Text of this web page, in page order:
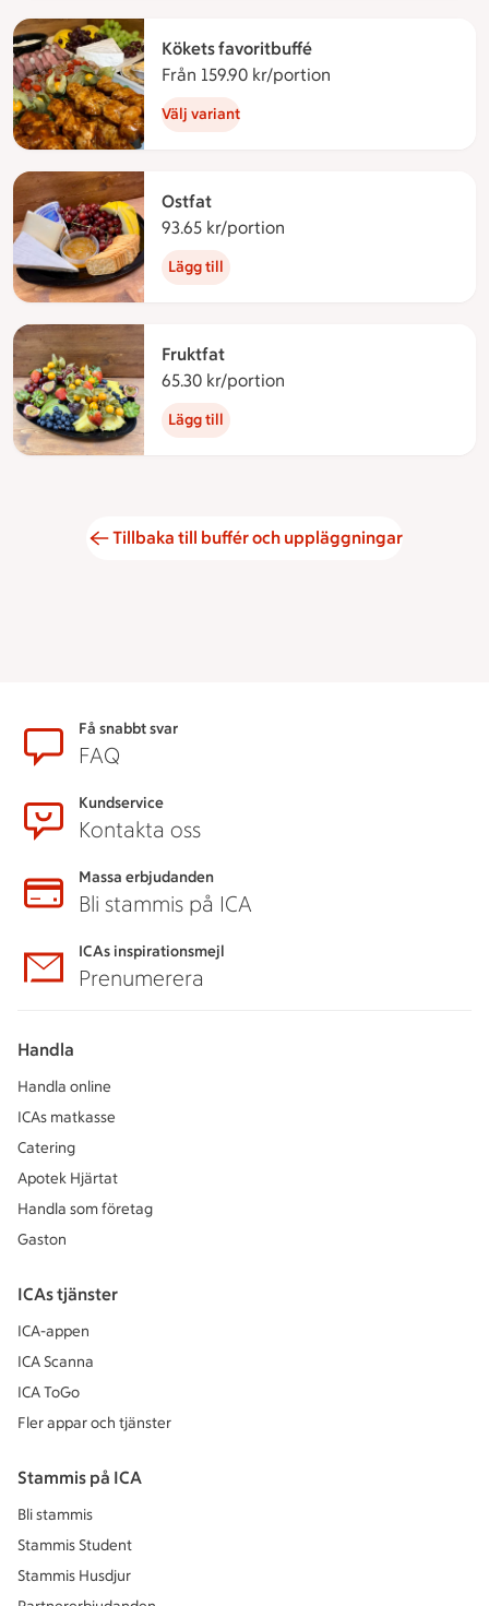
Kökets favoritbuffé
Från 159.90 kr/portion
Välj variant
Ostfat
93.65 kr/portion
Lägg till
Fruktfat
65.30 kr/portion
Lägg till
Tillbaka till buffér och uppläggningar
SidfotFå snabbt svar
FAQ
Kundservice
Kontakta oss
Massa erbjudanden
Bli stammis på ICA
ICAs inspirationsmejl
Prenumerera
Handla
Handla online
ICAs matkasse
Catering
Apotek Hjärtat
Handla som företag
Gaston
ICAs tjänster
ICA-appen
ICA Scanna
ICA ToGo
Fler appar och tjänster
Stammis på ICA
Bli stammis
Stammis Student
Stammis Husdjur